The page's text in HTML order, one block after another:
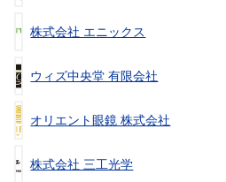
株式会社 エニックス
ウィズ中央堂 有限会社
オリエント眼鏡 株式会社
株式会社 三工光学